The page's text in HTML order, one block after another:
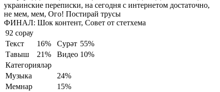
украинские переписки, на сегодня с интернетом достаточно,
не мем, мем, Ого! Постирай трусы
ФИНАЛ: Шок контент, Совет от стетхема
92 сорау
Текст
16% Сурәт 55%
Тавыш
21% Видео 10%
Категорияләр
Музыка
24%
Мемнар
15%